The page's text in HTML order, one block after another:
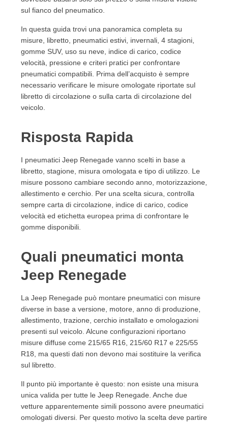
15. Quali pneumatici scegliere in base all’utilizzo
15.2. Uso autostradale e lunghi viaggi
15.3. Uso in montagna o neve
15.4. Uso misto con Renegade 4x4
16. FAQ sui pneumatici Jeep Renegade
16.1. Quali pneumatici monta Jeep Renegade?
16.2. Dove trovo le misure pneumatici della Jeep
Renegade?
Renegade?
16.4. Meglio gomme estive o 4 stagioni per Jeep
Renegade?
16.5. Quali gomme invernali scegliere per Jeep
Renegade?
16.6. Le misure cambiano in base all’anno della
Jeep Renegade?
16.7. I pneumatici SUV sono necessari per Jeep
Renegade?
Renegade?
16.9. Quale codice velocità serve per Jeep
Renegade?
per neve e montagna?
16.11. Ogni quanto controllare la pressione delle
gomme?
16.12. Come evitare di comprare pneumatici non
compatibili?
17. Conclusione
sul fianco del pneumatico.
In questa guida trovi una panoramica completa su
misure, libretto, pneumatici estivi, invernali, 4 stagioni,
gomme SUV, uso su neve, indice di carico, codice
velocità, pressione e criteri pratici per confrontare
pneumatici compatibili. Prima dell’acquisto è sempre
necessario verificare le misure omologate riportate sul
libretto di circolazione o sulla carta di circolazione del
veicolo.
Risposta Rapida
I pneumatici Jeep Renegade vanno scelti in base a
libretto, stagione, misura omologata e tipo di utilizzo. Le
misure possono cambiare secondo anno, motorizzazione,
allestimento e cerchio. Per una scelta sicura, controlla
sempre carta di circolazione, indice di carico, codice
velocità ed etichetta europea prima di confrontare le
gomme disponibili.
Quali pneumatici monta
Jeep Renegade
La Jeep Renegade può montare pneumatici con misure
diverse in base a versione, motore, anno di produzione,
allestimento, trazione, cerchio installato e omologazioni
presenti sul veicolo. Alcune configurazioni riportano
misure diffuse come 215/65 R16, 215/60 R17 e 225/55
R18, ma questi dati non devono mai sostituire la verifica
sul libretto.
Il punto più importante è questo: non esiste una misura
unica valida per tutte le Jeep Renegade. Anche due
vetture apparentemente simili possono avere pneumatici
omologati diversi. Per questo motivo la scelta deve partire